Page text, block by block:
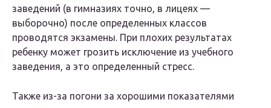
заведений (в гимназиях точно, в лицеях —
выборочно) после определенных классов
проводятся экзамены. При плохих результатах
ребенку может грозить исключение из учебного
заведения, а это определенный стресс.
Также из-за погони за хорошими показателями